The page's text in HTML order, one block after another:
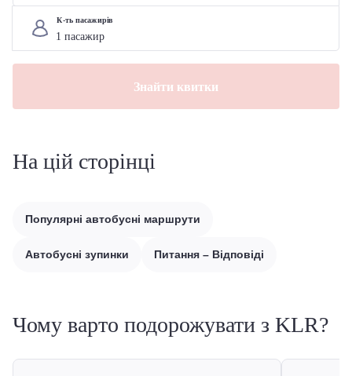
К-ть пасажирів
Знайти квитки
На цій сторінці
Популярні автобусні маршрути
Автобусні зупинки Питання – Відповіді
Чому варто подорожувати з KLR?